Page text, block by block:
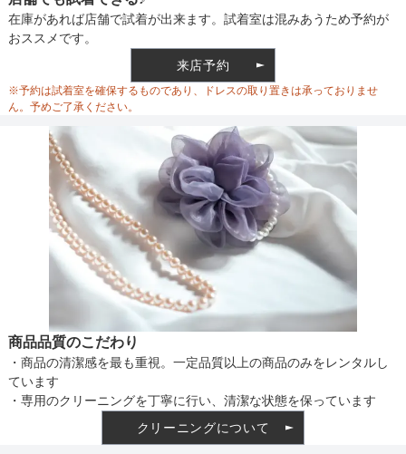
在庫があれば店舗で試着が出来ます。試着室は混みあうため予約が
おススメです。
来店予約
※予約は試着室を確保するものであり、ドレスの取り置きは承っておりませ
ん。予めご了承ください。
商品品質のこだわり
・商品の清潔感を最も重視。一定品質以上の商品のみをレンタルし
ています
・専用のクリーニングを丁寧に行い、清潔な状態を保っています
クリーニングについて